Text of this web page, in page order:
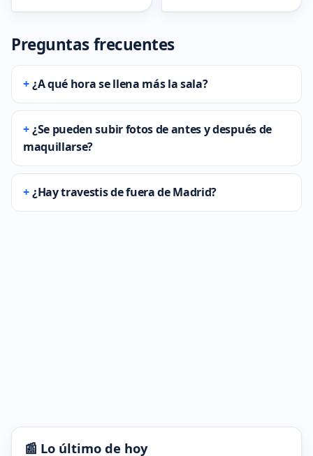
Preguntas frecuentes
¿A qué hora se llena más la sala?
¿Se pueden subir fotos de antes y después de
maquillarse?
¿Hay travestis de fuera de Madrid?
📰 Lo último de hoy